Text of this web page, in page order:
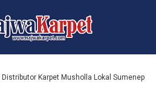
Distributor Karpet Musholla Lokal Sumenep